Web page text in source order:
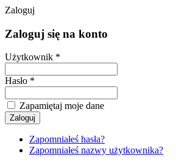
Zaloguj
Zaloguj się na konto
Użytkownik *
Hasło *
Zapamiętaj moje dane
Zapomniałeś hasła?
Zapomniałeś nazwy użytkownika?